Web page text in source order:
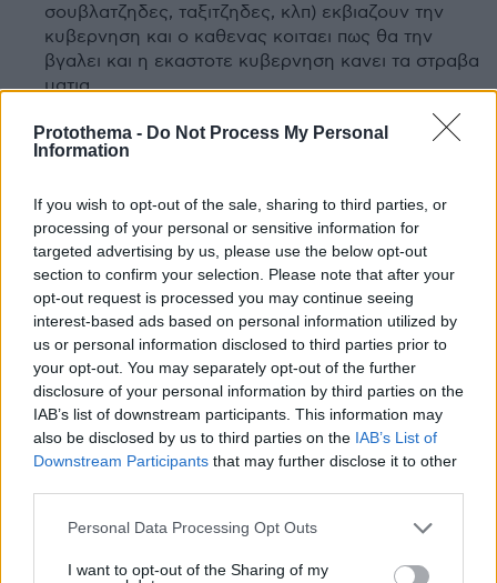
Protothema - Do Not Process My Personal
Information
If you wish to opt-out of the sale, sharing to third parties, or
processing of your personal or sensitive information for
targeted advertising by us, please use the below opt-out
section to confirm your selection. Please note that after your
opt-out request is processed you may continue seeing
interest-based ads based on personal information utilized by
us or personal information disclosed to third parties prior to
your opt-out. You may separately opt-out of the further
disclosure of your personal information by third parties on the
IAB’s list of downstream participants. This information may
also be disclosed by us to third parties on the IAB’s List of
Downstream Participants that may further disclose it to other
Please note that this website/app uses one or more Google
not limited to your visit or usage behaviour. You may click to
Personal Data Processing Opt Outs
I want to opt-out of the Sharing of my
σουβλατζηδες, ταξιτζηδες, κλπ) εκβιαζουν την
κυβερνηση και ο καθενας κοιταει πως θα την
βγαλει και η εκαστοτε κυβερνηση κανει τα στραβα
ματια.
09.06.2026, 23:19
best comment so far
ΑΠΑΝΤΗΣΗ
💯
09.06.2026, 23:19
👍🏼
ΑΠΑΝΤΗΣΗ
09.06.2026, 23:58
Αλλάζεις εργοδότη ή αλλάζεις χώρα